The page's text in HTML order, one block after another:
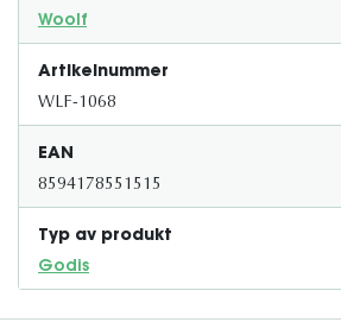
Woolf
Artikelnummer
WLF-1068
EAN
8594178551515
Typ av produkt
Godis